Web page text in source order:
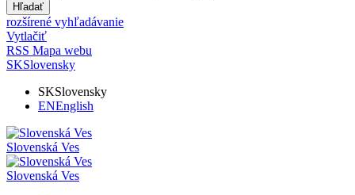
Hľadať
rozšírené vyhľadávanie
Vytlačiť
RSS Mapa webu
SKSlovensky
SKSlovensky
ENEnglish
Slovenská Ves
Slovenská Ves